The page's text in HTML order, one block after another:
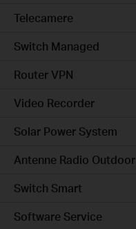
Telecamere
Switch Managed
Router VPN
Video Recorder
Solar Power System
Antenne Radio Outdoor
Switch Smart
Software Service